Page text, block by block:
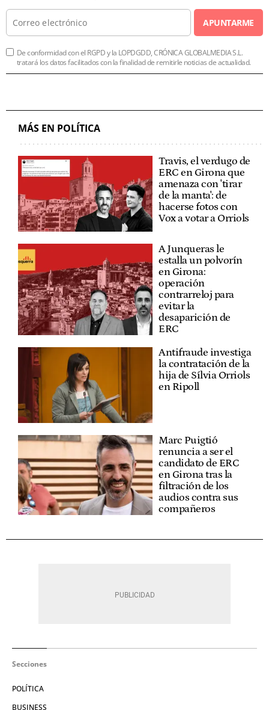
APUNTARME
De conformidad con el RGPD y la LOPDGDD, CRÓNICA GLOBALMEDIA S.L.
tratará los datos facilitados con la finalidad de remitirle noticias de actualidad.
MÁS EN POLÍTICA
Travis, el verdugo de
ERC en Girona que
amenaza con 'tirar
de la manta': de
hacerse fotos con
Vox a votar a Orriols
A Junqueras le
estalla un polvorín
en Girona:
operación
contrarreloj para
evitar la
desaparición de
ERC
Antifraude investiga
la contratación de la
hija de Sílvia Orriols
en Ripoll
Marc Puigtió
renuncia a ser el
candidato de ERC
en Girona tras la
filtración de los
audios contra sus
compañeros
Secciones
POLÍTICA
BUSINESS